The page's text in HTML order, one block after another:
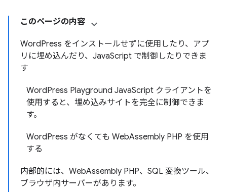
このページの内容
WordPress をインストールせずに使用したり、アプ
リに埋め込んだり、JavaScript で制御したりできま
す
WordPress Playground JavaScript クライアントを
使用すると、埋め込みサイトを完全に制御できま
す。
WordPress がなくても WebAssembly PHP を使用
する
内部的には、WebAssembly PHP、SQL 変換ツール、
ブラウザ内サーバーがあります。